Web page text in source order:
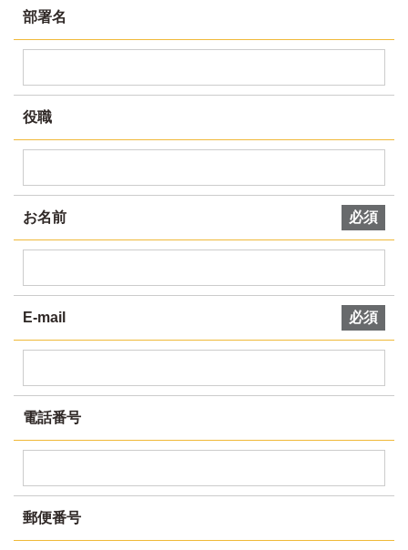
部署名
役職
お名前 必須
E-mail 必須
電話番号
郵便番号